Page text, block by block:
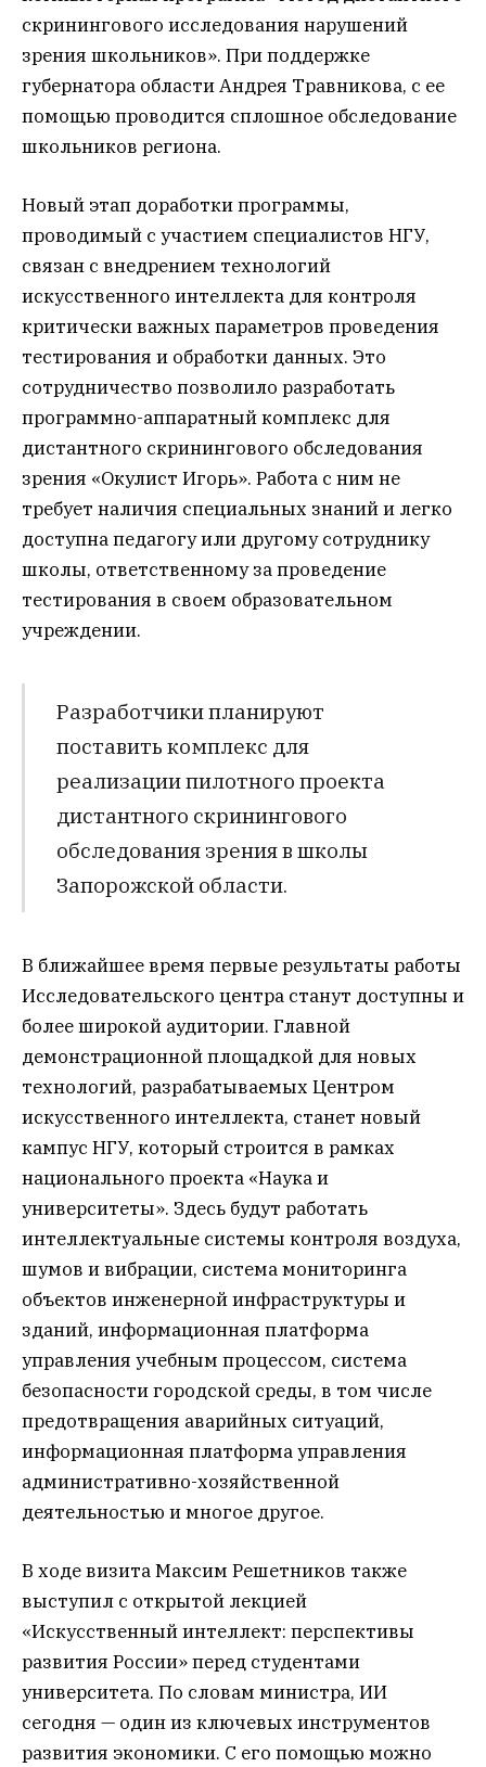
скринингового исследования нарушений
зрения школьников». При поддержке
губернатора области Андрея Травникова, с ее
помощью проводится сплошное обследование
школьников региона.
Новый этап доработки программы,
проводимый с участием специалистов НГУ,
связан с внедрением технологий
искусственного интеллекта для контроля
критически важных параметров проведения
тестирования и обработки данных. Это
сотрудничество позволило разработать
программно-аппаратный комплекс для
дистантного скринингового обследования
зрения «Окулист Игорь». Работа с ним не
требует наличия специальных знаний и легко
доступна педагогу или другому сотруднику
школы, ответственному за проведение
тестирования в своем образовательном
учреждении.
Разработчики планируют
поставить комплекс для
реализации пилотного проекта
дистантного скринингового
обследования зрения в школы
Запорожской области.
В ближайшее время первые результаты работы
Исследовательского центра станут доступны и
более широкой аудитории. Главной
демонстрационной площадкой для новых
технологий, разрабатываемых Центром
искусственного интеллекта, станет новый
кампус НГУ, который строится в рамках
национального проекта «Наука и
университеты». Здесь будут работать
интеллектуальные системы контроля воздуха,
шумов и вибрации, система мониторинга
объектов инженерной инфраструктуры и
зданий, информационная платформа
управления учебным процессом, система
безопасности городской среды, в том числе
предотвращения аварийных ситуаций,
информационная платформа управления
административно-хозяйственной
деятельностью и многое другое.
В ходе визита Максим Решетников также
выступил с открытой лекцией
«Искусственный интеллект: перспективы
развития России» перед студентами
университета. По словам министра, ИИ
сегодня — один из ключевых инструментов
развития экономики. С его помощью можно